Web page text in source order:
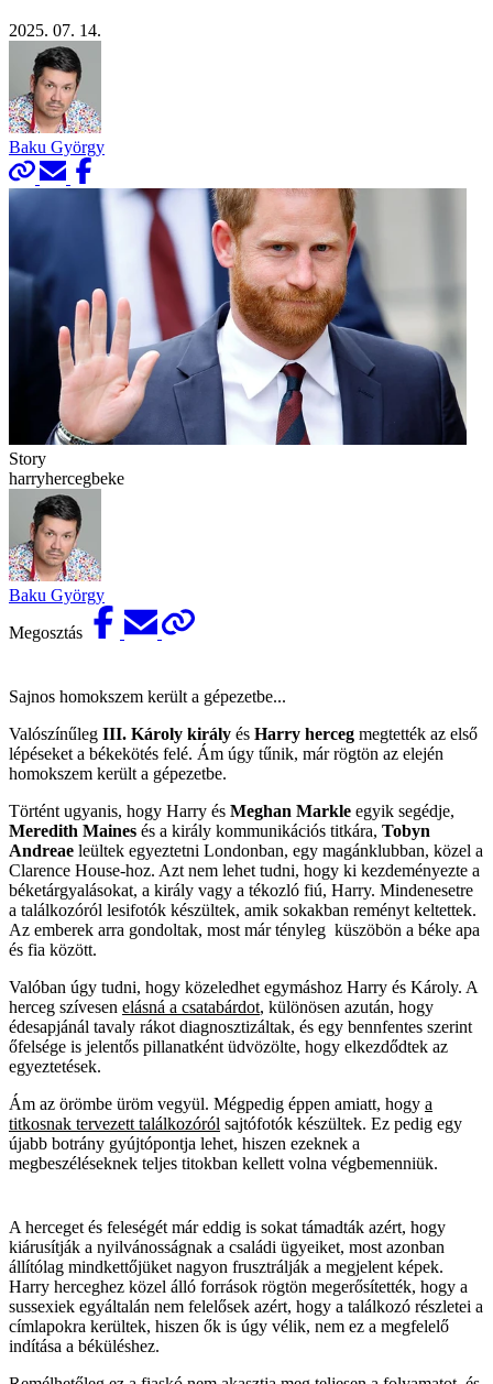
2025. 07. 14.
Baku György
Story
harryhercegbeke
Baku György
Megosztás
Sajnos homokszem került a gépezetbe...
Valószínűleg III. Károly király és Harry herceg megtették az első
lépéseket a békekötés felé. Ám úgy tűnik, már rögtön az elején
homokszem került a gépezetbe.
Történt ugyanis, hogy Harry és Meghan Markle egyik segédje,
Meredith Maines és a király kommunikációs titkára, Tobyn
Andreae leültek egyeztetni Londonban, egy magánklubban, közel a
Clarence House-hoz. Azt nem lehet tudni, hogy ki kezdeményezte a
béketárgyalásokat, a király vagy a tékozló fiú, Harry. Mindenesetre
a találkozóról lesifotók készültek, amik sokakban reményt keltettek.
Az emberek arra gondoltak, most már tényleg küszöbön a béke apa
és fia között.
Valóban úgy tudni, hogy közeledhet egymáshoz Harry és Károly. A
herceg szívesen elásná a csatabárdot, különösen azután, hogy
édesapjánál tavaly rákot diagnosztizáltak, és egy bennfentes szerint
őfelsége is jelentős pillanatként üdvözölte, hogy elkezdődtek az
egyeztetések.
Ám az örömbe üröm vegyül. Mégpedig éppen amiatt, hogy a
titkosnak tervezett találkozóról sajtófotók készültek. Ez pedig egy
újabb botrány gyújtópontja lehet, hiszen ezeknek a
megbeszéléseknek teljes titokban kellett volna végbemenniük.
A herceget és feleségét már eddig is sokat támadták azért, hogy
kiárusítják a nyilvánosságnak a családi ügyeiket, most azonban
állítólag mindkettőjüket nagyon frusztrálják a megjelent képek.
Harry herceghez közel álló források rögtön megerősítették, hogy a
sussexiek egyáltalán nem felelősek azért, hogy a találkozó részletei a
címlapokra kerültek, hiszen ők is úgy vélik, nem ez a megfelelő
indítása a béküléshez.